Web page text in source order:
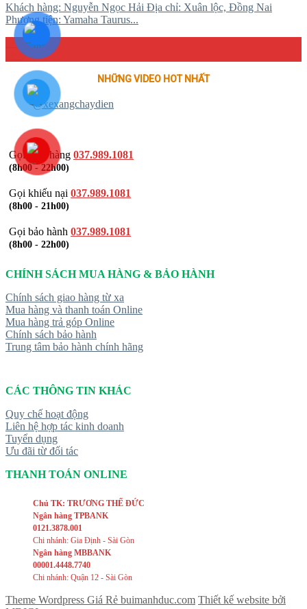
Khách hàng: Nguyễn Ngọc Hải Địa chỉ: Xuân lộc, Đồng Nai
Phương tiện: Yamaha Taurus...
04
Th4
NHỮNG VIDEO HOT NHẤT
@xexangchaydien
Gọi mua hàng 037.989.1081
(8h00 - 22h00)
Gọi khiếu nại 037.989.1081
(8h00 - 21h00)
Gọi bảo hành 037.989.1081
(8h00 - 22h00)
CHÍNH SÁCH MUA HÀNG & BẢO HÀNH
Chính sách giao hàng từ xa
Mua hàng và thanh toán Online
Mua hàng trả góp Online
Chính sách bảo hành
Trung tâm bảo hành chính hãng
CÁC THÔNG TIN KHÁC
Quy chế hoạt động
Liên hệ hợp tác kinh doanh
Tuyển dụng
Ưu đãi từ đối tác
THANH TOÁN ONLINE
Chủ TK: TRƯƠNG THẾ ĐỨC
Ngân hàng TPBANK
0121.3878.001
Chi nhánh: Gia Định - Sài Gòn
Ngân hàng MBBANK
00001.4448.7740
Chi nhánh: Quận 12 - Sài Gòn
Theme Wordpress Giá Rẻ buimanhduc.com Thiết kế website bởi